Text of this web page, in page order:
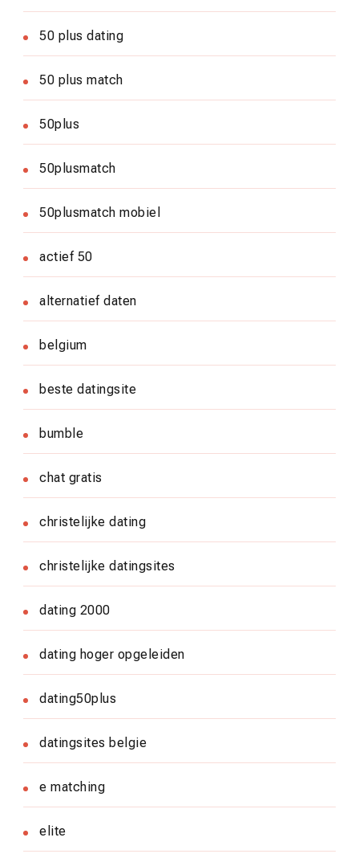
50 plus dating
50 plus match
50plus
50plusmatch
50plusmatch mobiel
actief 50
alternatief daten
belgium
beste datingsite
bumble
chat gratis
christelijke dating
christelijke datingsites
dating 2000
dating hoger opgeleiden
dating50plus
datingsites belgie
e matching
elite